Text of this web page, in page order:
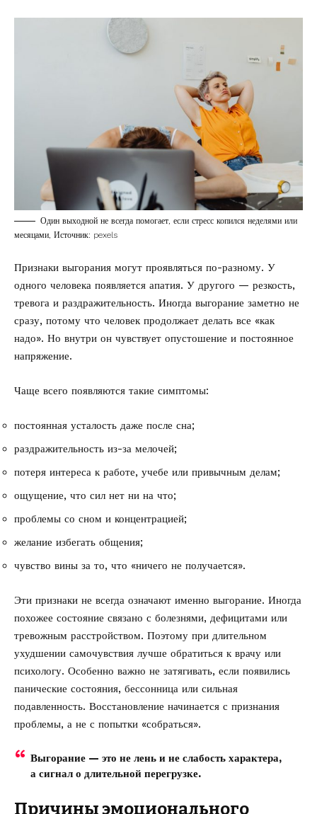
Один выходной не всегда помогает, если стресс копился неделями или
месяцами, Источник: pexels
Признаки выгорания могут проявляться по-разному. У
одного человека появляется апатия. У другого — резкость,
тревога и раздражительность. Иногда выгорание заметно не
сразу, потому что человек продолжает делать все «как
надо». Но внутри он чувствует опустошение и постоянное
напряжение.
Чаще всего появляются такие симптомы:
постоянная усталость даже после сна;
раздражительность из-за мелочей;
потеря интереса к работе, учебе или привычным делам;
ощущение, что сил нет ни на что;
проблемы со сном и концентрацией;
желание избегать общения;
чувство вины за то, что «ничего не получается».
Эти признаки не всегда означают именно выгорание. Иногда
похожее состояние связано с болезнями, дефицитами или
тревожным расстройством. Поэтому при длительном
ухудшении самочувствия лучше обратиться к врачу или
психологу. Особенно важно не затягивать, если появились
панические состояния, бессонница или сильная
подавленность. Восстановление начинается с признания
проблемы, а не с попытки «собраться».
Выгорание — это не лень и не слабость характера,
а сигнал о длительной перегрузке.
Причины эмоционального